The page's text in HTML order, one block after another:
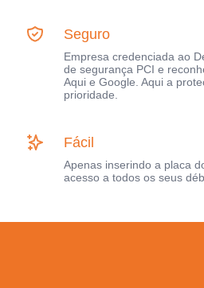
Seguro
Empresa credenciada ao
de segurança PCI e
Aqui e Google. Aqui a
prioridade.
Fácil
Apenas inserindo a placa
acesso a todos os seus